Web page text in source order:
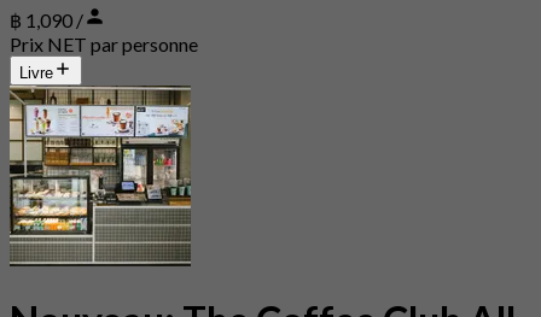
฿ 1,090 /
Prix NET par personne
Livre